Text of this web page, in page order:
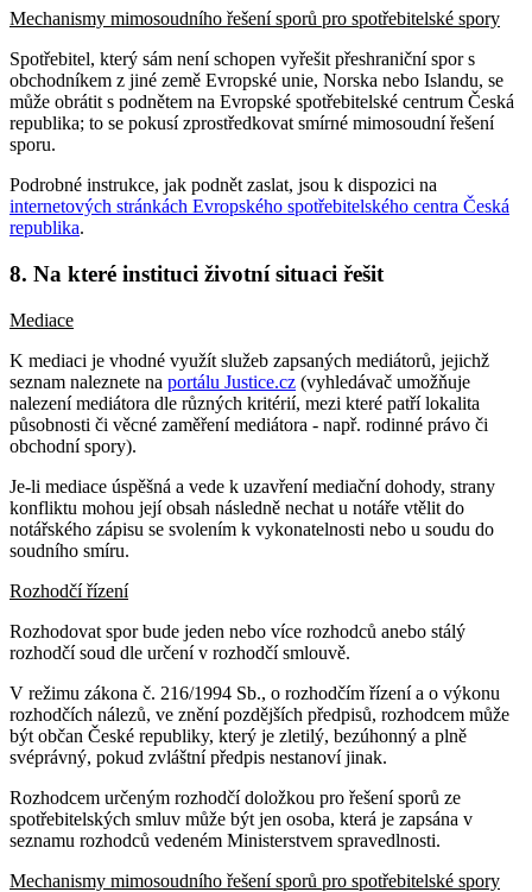
Mechanismy mimosoudního řešení sporů pro spotřebitelské spory
Spotřebitel, který sám není schopen vyřešit přeshraniční spor s
obchodníkem z jiné země Evropské unie, Norska nebo Islandu, se
může obrátit s podnětem na Evropské spotřebitelské centrum Česká
republika; to se pokusí zprostředkovat smírné mimosoudní řešení
sporu.
Podrobné instrukce, jak podnět zaslat, jsou k dispozici na
internetových stránkách Evropského spotřebitelského centra Česká
republika.
8. Na které instituci životní situaci řešit
Mediace
K mediaci je vhodné využít služeb zapsaných mediátorů, jejichž
seznam naleznete na portálu Justice.cz (vyhledávač umožňuje
nalezení mediátora dle různých kritérií, mezi které patří lokalita
působnosti či věcné zaměření mediátora - např. rodinné právo či
obchodní spory).
Je-li mediace úspěšná a vede k uzavření mediační dohody, strany
konfliktu mohou její obsah následně nechat u notáře vtělit do
notářského zápisu se svolením k vykonatelnosti nebo u soudu do
soudního smíru.
Rozhodčí řízení
Rozhodovat spor bude jeden nebo více rozhodců anebo stálý
rozhodčí soud dle určení v rozhodčí smlouvě.
V režimu zákona č. 216/1994 Sb., o rozhodčím řízení a o výkonu
rozhodčích nálezů, ve znění pozdějších předpisů, rozhodcem může
být občan České republiky, který je zletilý, bezúhonný a plně
svéprávný, pokud zvláštní předpis nestanoví jinak.
Rozhodcem určeným rozhodčí doložkou pro řešení sporů ze
spotřebitelských smluv může být jen osoba, která je zapsána v
seznamu rozhodců vedeném Ministerstvem spravedlnosti.
Mechanismy mimosoudního řešení sporů pro spotřebitelské spory